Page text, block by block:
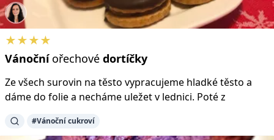
★★★★
Vánočníořechové dortíčky
Ze všech surovin na těsto vypracujeme hladké těsto a
dáme do folie a necháme uležet v lednici. Poté z
#Vánoční cukroví